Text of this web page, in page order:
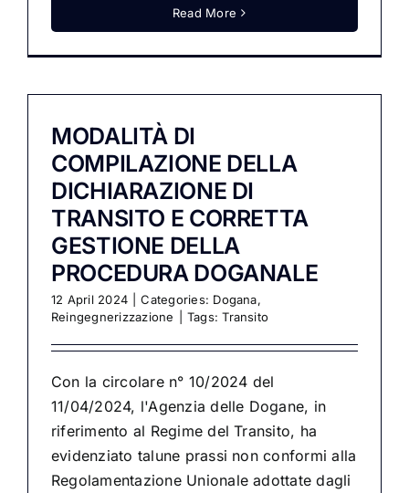
Read More
MODALITÀ DI
COMPILAZIONE DELLA
DICHIARAZIONE DI
TRANSITO E CORRETTA
GESTIONE DELLA
PROCEDURA DOGANALE
12 April 2024 Categories: Dogana,
Reingegnerizzazione
Tags:Transito
Con la circolare n° 10/2024 del
11/04/2024, l'Agenzia delle Dogane, in
riferimento al Regime del Transito, ha
evidenziato talune prassi non conformi alla
Regolamentazione Unionale adottate dagli